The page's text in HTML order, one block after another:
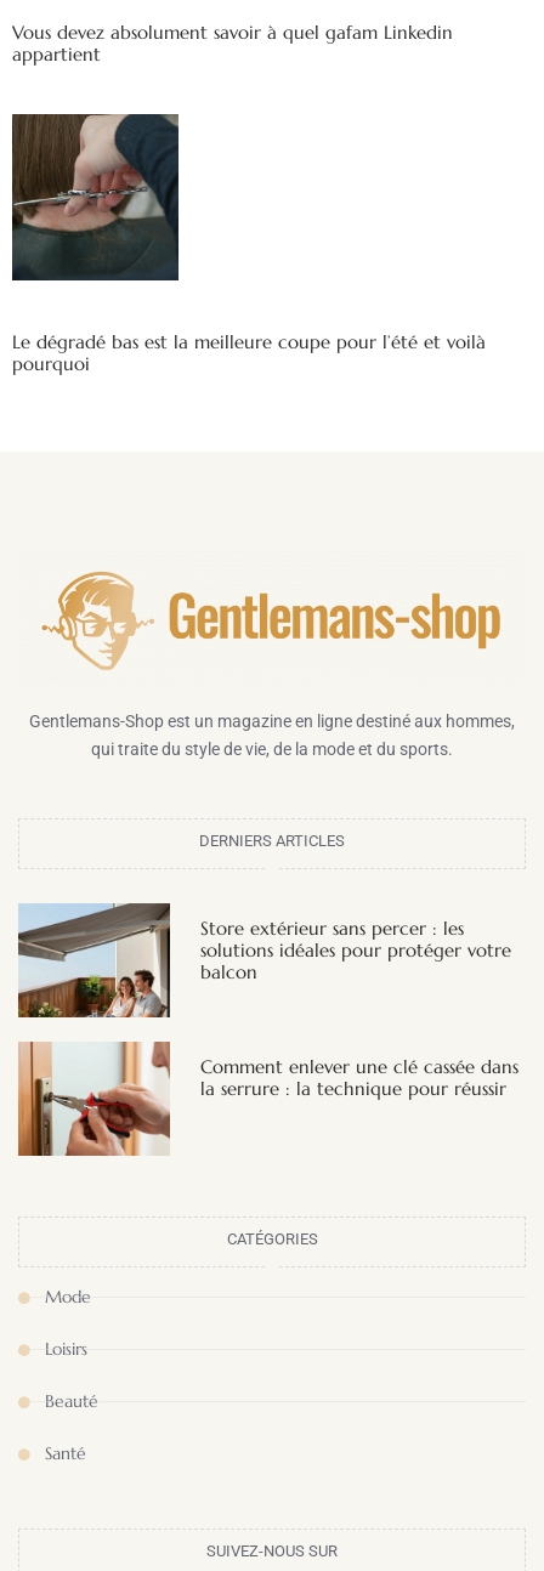
Vous devez absolument savoir à quel gafam Linkedin
appartient
Le dégradé bas est la meilleure coupe pour l’été et voilà
pourquoi
Gentlemans-Shop est un magazine en ligne destiné aux hommes,
qui traite du style de vie, de la mode et du sports.
DERNIERS ARTICLES
Store extérieur sans percer : les
solutions idéales pour protéger votre
balcon
Comment enlever une clé cassée dans
la serrure : la technique pour réussir
CATÉGORIES
Mode
Loisirs
Beauté
Santé
SUIVEZ-NOUS SUR